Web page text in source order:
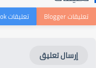
إرسال تعليق